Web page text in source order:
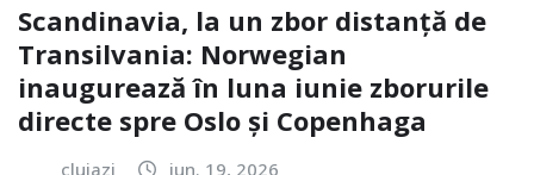
Scandinavia, la un zbor distanță de
Transilvania: Norwegian
inaugurează în luna iunie zborurile
directe spre Oslo și Copenhaga
clujazi iun. 19, 2026